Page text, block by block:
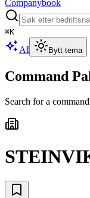
Companybook
⌘K
AI Bytt tema
Command
Search for a